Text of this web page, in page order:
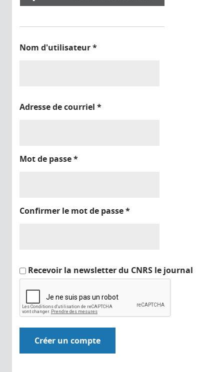
Nom d'utilisateur*
Adresse de courriel *
Mot de passe*
Confirmer le mot de passe*
Recevoir la newsletter du CNRS le journal